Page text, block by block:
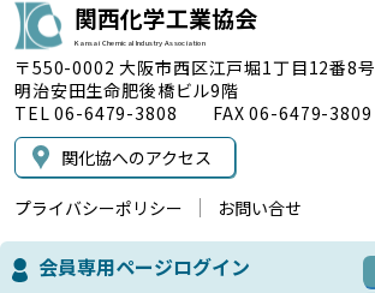
関西化学工業協会
Kansai Chemical Industry Association
〒550-0002 大阪市西区江戸堀1丁目12番8号
明治安田生命肥後橋ビル9階
TEL 06-6479-3808 FAX 06-6479-3809
関化協へのアクセス
プライバシーポリシー お問い合せ
会員専用ページログイン